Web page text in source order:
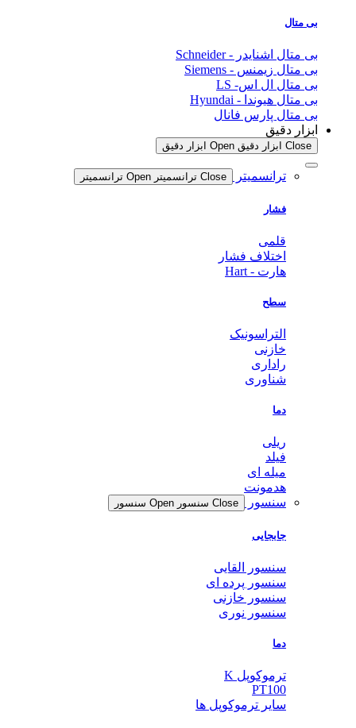
بی متال
بی متال اشنایدر - Schneider
بی متال زیمنس - Siemens
بی متال ال اس- LS
بی متال هیوندا - Hyundai
بی متال پارس فانال
ابزار دقیق
Close ابزار دقیق Open ابزار دقیق
ترانسمیتر Close ترانسمیتر Open ترانسمیتر
فشار
قلمی
اختلاف فشار
هارت - Hart
سطح
التراسونیک
خازنی
راداری
شناوری
دما
ریلی
فیلد
میله ای
هدمونت
سنسور
Close سنسور Open سنسور
جابجایی
سنسور القایی
سنسور پرده ای
سنسور خازنی
سنسور نوری
دما
ترموکوپل K
PT100
سایر ترموکوپل ها